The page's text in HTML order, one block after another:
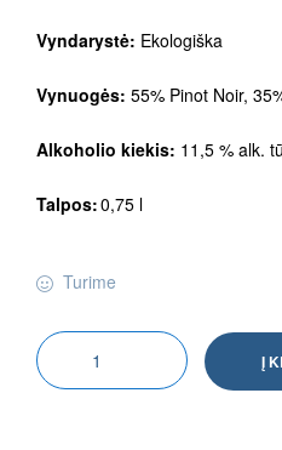
Vyndarystė: Ekologiška
Vynuogės: 55% Pinot Noir,
Alkoholio kiekis: 11,5 % alk.
Talpos:0,75 l
Turime
Į